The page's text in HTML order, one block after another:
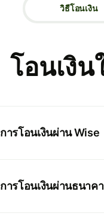
วิธีโอนเงิน
โอนเงิ
การโอนเงินผ่าน Wise
การโอนเงินผ่านธนาค